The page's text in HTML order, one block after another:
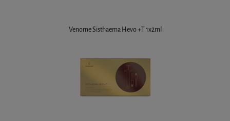
Venome Sisthaema Hevo +T 1x2ml